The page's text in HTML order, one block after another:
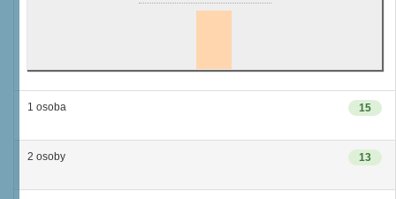
15
1 osoba
13
2 osoby